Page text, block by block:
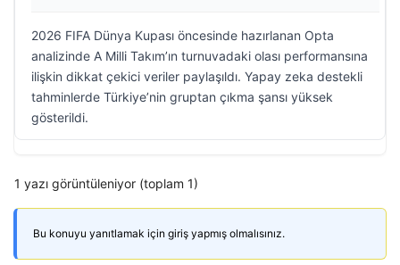
2026 FIFA Dünya Kupası öncesinde hazırlanan Opta
analizinde A Milli Takım’ın turnuvadaki olası performansına
ilişkin dikkat çekici veriler paylaşıldı. Yapay zeka destekli
tahminlerde Türkiye’nin gruptan çıkma şansı yüksek
gösterildi.
1 yazı görüntüleniyor (toplam 1)
Bu konuyu yanıtlamak için giriş yapmış olmalısınız.